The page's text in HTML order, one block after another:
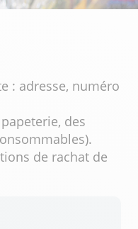
: adresse, numéro
des
de rachat de